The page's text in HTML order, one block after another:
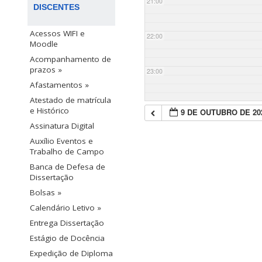
DISCENTES
Acessos WIFI e
Moodle
Acompanhamento de
prazos »
Afastamentos »
Atestado de matrícula
e Histórico
Assinatura Digital
Auxílio Eventos e
Trabalho de Campo
Banca de Defesa de
Dissertação
Bolsas »
Calendário Letivo »
Entrega Dissertação
Estágio de Docência
Expedição de Diploma
22:00
23:00
9 DE OUTUBRO DE